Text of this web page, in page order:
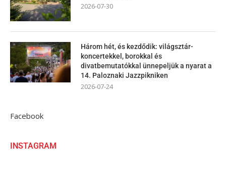
2026-07-30
Három hét, és kezdődik: világsztár-
koncertekkel, borokkal és
divatbemutatókkal ünnepeljük a nyarat a
14. Paloznaki Jazzpikniken
2026-07-24
Facebook
INSTAGRAM